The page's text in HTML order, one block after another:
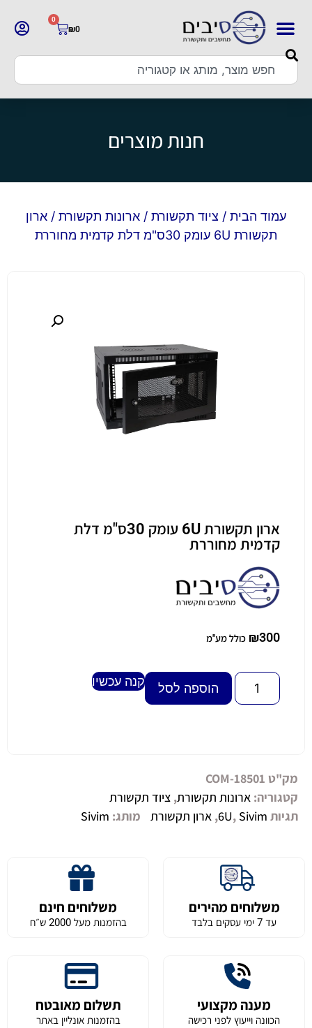
₪0
0
חנות מוצרים
עמוד הבית / ציוד תקשורת / ארונות תקשורת / ארון
תקשורת 6U עומק 30ס"מ דלת קדמית מחוררת
ארון תקשורת 6U עומק 30ס"מ דלת
קדמית מחוררת
₪300 כולל מע"מ
הוספה לסל קנה עכשיו
מק"ט COM-18501
קטגוריה: ארונות תקשורת, ציוד תקשורת
תגיות
6U, Sivim
, ארון תקשורת מותג: Sivim
משלוחים מהירים
עד 7 ימי עסקים בלבד
משלוחים חינם
בהזמנות מעל 2000 ש״ח
מענה מקצועי
הכוונה וייעוץ לפני רכישה
תשלום מאובטח
בהזמנות אונליין באתר